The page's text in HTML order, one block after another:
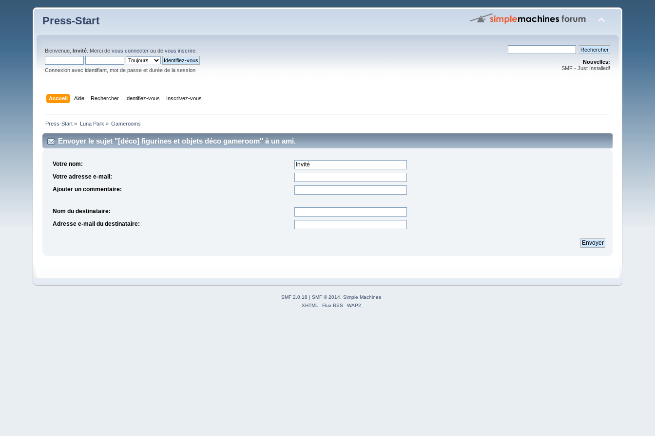
Press-Start
Bienvenue,Invité . Merci devous connecter ou devous inscrire
Connexion avec identifiant, mot de passe et durée de la session
Nouvelles:
SMF - Just Installed!
Accueil Aide Rechercher Identifiez-vous Inscrivez-vous
Press-Start » Luna Park » Gamerooms
Envoyer le sujet "[déco] figurines et objets déco gameroom" à un ami.
Votre nom:
Votre adresse e-mail:
Ajouter un commentaire:
Nom du destinataire:
Adresse e-mail du destinataire:
SMF 2.0.18 SMF © 2014, Simple Machines
XHTML
Flux RSS WAP2